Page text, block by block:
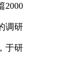
2000
调研
于研